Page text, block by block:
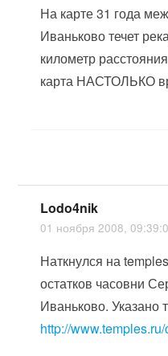
На карте 31 года
Иваньково течет
километр
карта НАСТОЛЬКО
Lodo4nik
01 ноября 2008,
Наткнулся на
остатков часовни
Иваньково. Указано
http://